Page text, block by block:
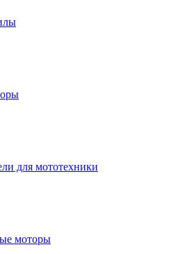
для мототехники
моторы